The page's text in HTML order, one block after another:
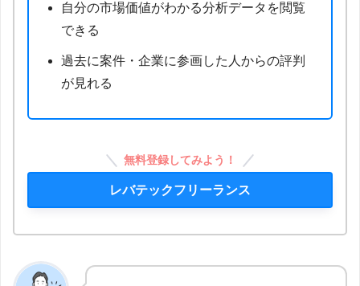
自分の市場価値がわかる分析データを閲覧
できる
過去に案件・企業に参画した人からの評判
が見れる
無料登録してみよう！
レバテックフリーランス